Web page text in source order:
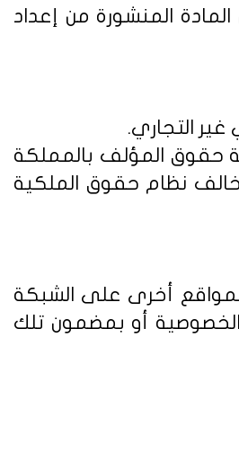
المنشورة من إعداد
التجاري.
حقوق المؤلف بالمملكة
نظام حقوق الملكية
بمواقع أخرى على الشبكة
الخصوصية أو بمضمون تلك